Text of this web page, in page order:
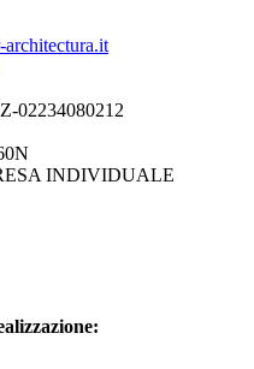
architectura.it
02234080212
INDIVIDUALE